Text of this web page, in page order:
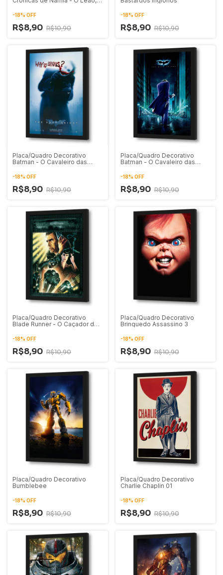
-18% OFF
R$8,90 R$10,90
-18% OFF
R$8,90 R$10,90
Placa/Quadro Decorativo
Batman - O Cavaleiro das
-18% OFF
R$8,90 R$10,90
Placa/Quadro Decorativo
Batman - O Cavaleiro das
-18% OFF
R$8,90 R$10,90
Placa/Quadro Decorativo
Blade Runner - O Caçador de
-18% OFF
R$8,90 R$10,90
Placa/Quadro Decorativo
Brinquedo Assassino 3
-18% OFF
R$8,90 R$10,90
Placa/Quadro Decorativo
Bumblebee
-18% OFF
R$8,90 R$10,90
Placa/Quadro Decorativo
Charlie Chaplin 01
-18% OFF
R$8,90 R$10,90